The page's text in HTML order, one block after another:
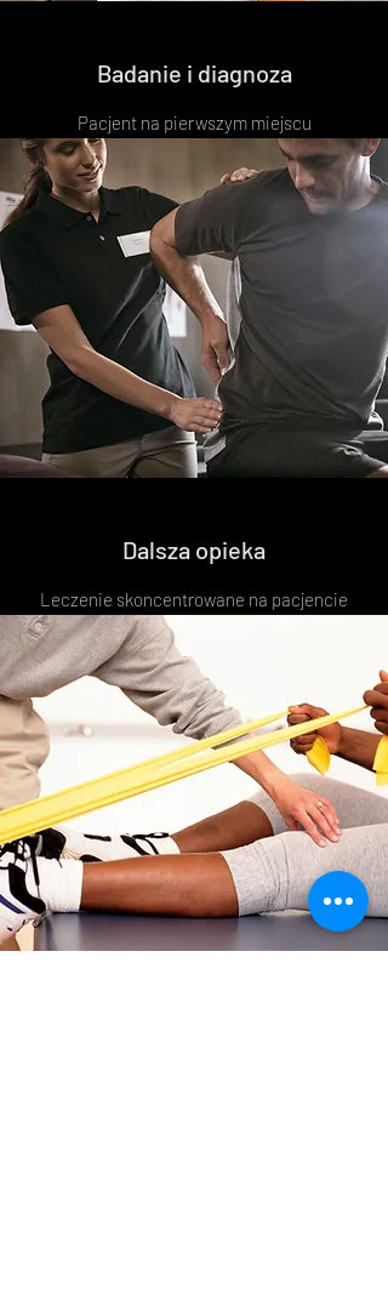
Badanie i diagnoza
Pacjent na pierwszym miejscu
Dalsza opieka
Leczenie skoncentrowane na pacjencie